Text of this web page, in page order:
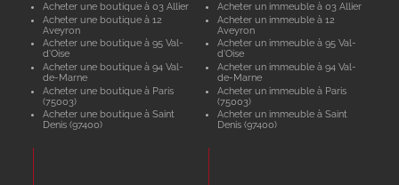
Acheter une boutique à 03 Allier
Acheter une boutique à 12
Aveyron
Acheter une boutique à 95 Val-
d'Oise
Acheter une boutique à 94 Val-
de-Marne
Acheter une boutique à Paris
(75003)
Acheter une boutique à Saint
Denis (97400)
Acheter un immeuble à 03 Allier
Acheter un immeuble à 12
Aveyron
Acheter un immeuble à 95 Val-
d'Oise
Acheter un immeuble à 94 Val-
de-Marne
Acheter un immeuble à Paris
(75003)
Acheter un immeuble à Saint
Denis (97400)